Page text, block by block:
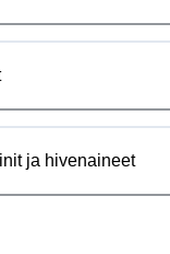
ja hivenaineet